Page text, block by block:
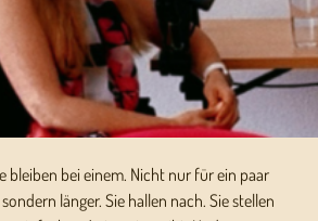
bleiben bei einem. Nicht nur für ein paar
länger. Sie hallen nach. Sie stellen